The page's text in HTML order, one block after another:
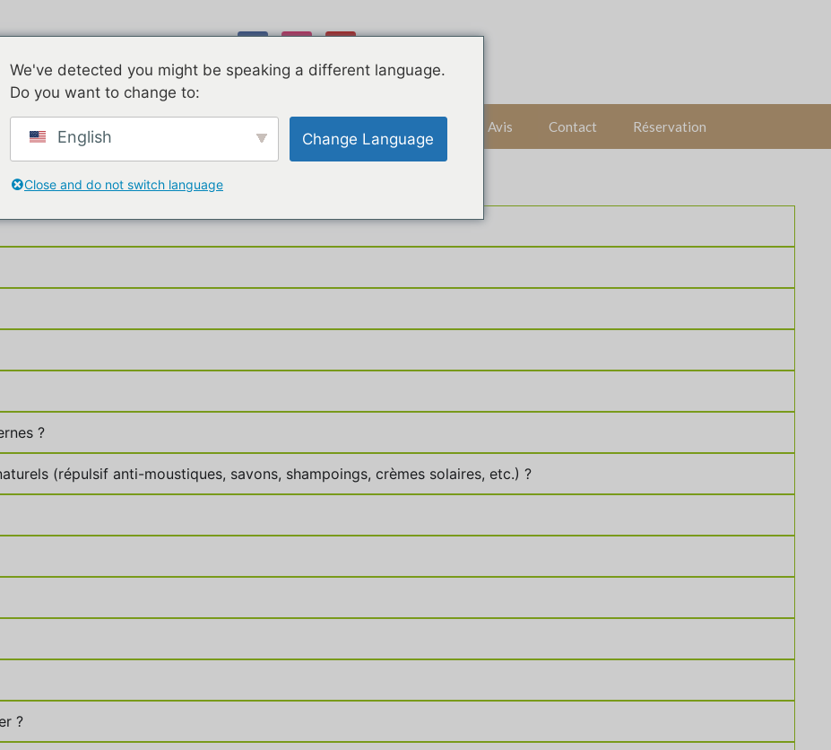
et Services Avis Contact Réservation
Foire aux questions
?
(répulsif anti-moustiques, savons, shampoings, crèmes solaires, etc.) ?
?
We've detected you might be speaking a different language.
Do you want to change to:
English Change Language
Close and do not switch language